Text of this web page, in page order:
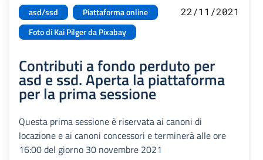
asd/ssd
Piattaforma online
Foto di Kai Pilger da Pixabay
22/11/2021
Contributi a fondo perduto per
asd e ssd. Aperta la piattaforma
per la prima sessione
Questa prima sessione è riservata ai canoni di
locazione e ai canoni concessori e terminerà alle ore
16:00 del giorno 30 novembre 2021